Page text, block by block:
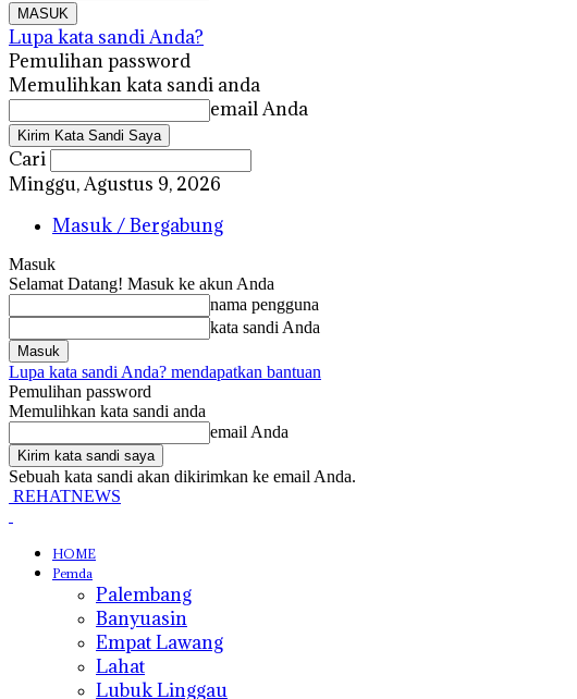
Lupa kata sandi Anda?
Pemulihan password
Memulihkan kata sandi anda
email Anda
Cari
Minggu, Agustus 9, 2026
Masuk / Bergabung
Masuk
Selamat Datang! Masuk ke akun Anda
nama pengguna
kata sandi Anda
Lupa kata sandi Anda? mendapatkan bantuan
Pemulihan password
Memulihkan kata sandi anda
email Anda
Sebuah kata sandi akan dikirimkan ke email Anda.
REHATNEWS
HOME
Pemda
Palembang
Banyuasin
Empat Lawang
Lahat
Lubuk Linggau